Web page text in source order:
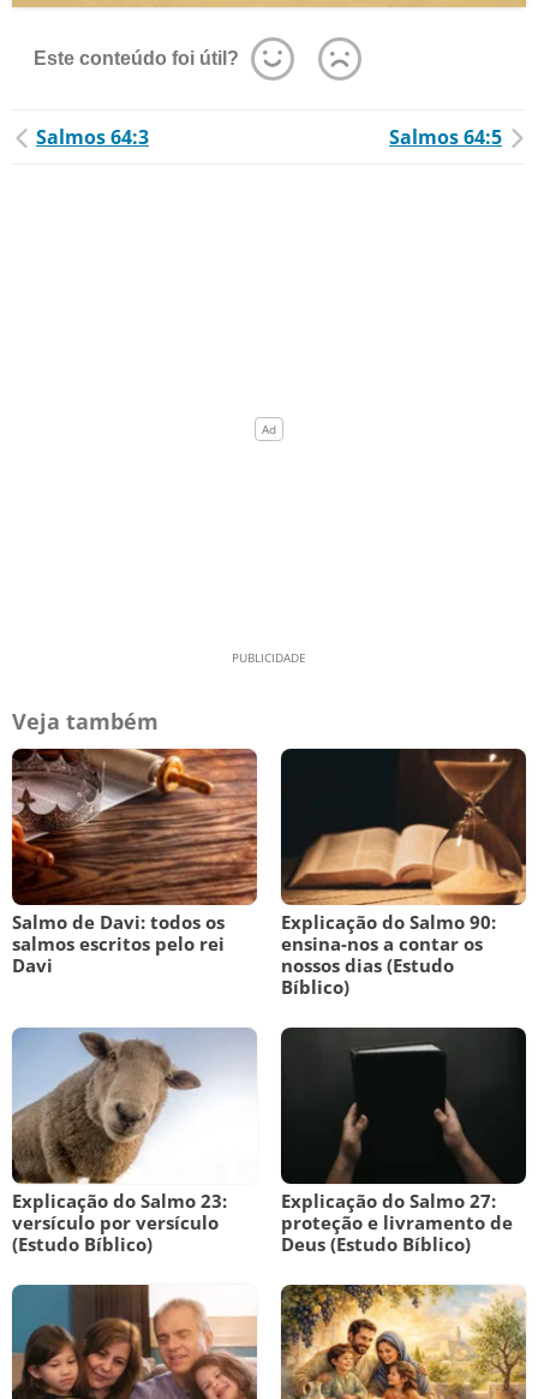
Este conteúdo foi útil?
Salmos 64:3 Salmos 64:5
Veja também
Salmo de Davi: todos os
salmos escritos pelo rei
Davi
Explicação do Salmo 90:
ensina-nos a contar os
nossos dias (Estudo
Bíblico)
Explicação do Salmo 23:
versículo por versículo
(Estudo Bíblico)
Explicação do Salmo 27:
proteção e livramento de
Deus (Estudo Bíblico)